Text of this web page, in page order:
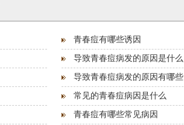
青春痘有哪些诱因
导致青春痘病发的原因是什么
导致青春痘病发的原因有哪些
常见的青春痘病因是什么
青春痘有哪些常见病因